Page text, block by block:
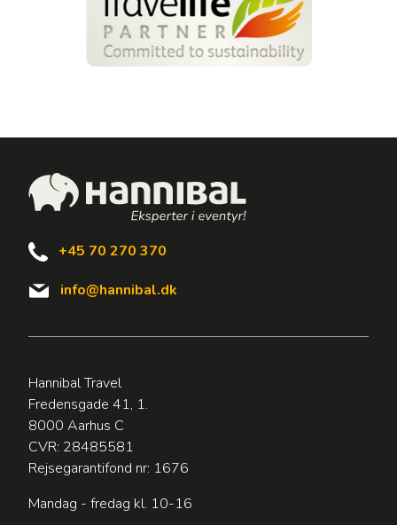
+45 70 270 370
info@hannibal.dk
Hannibal Travel
Fredensgade 41, 1.
8000 Aarhus C
CVR: 28485581
Rejsegarantifond nr: 1676
Mandag - fredag kl. 10-16